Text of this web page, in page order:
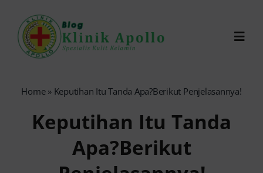
content
0821-1099-9870
Home» Keputihan Itu Tanda Apa?Berikut Penjelasannya!
Keputihan Itu Tanda
Apa?Berikut